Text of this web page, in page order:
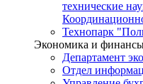
технические
Технопарк
Экономика и
Департамент
Отдел